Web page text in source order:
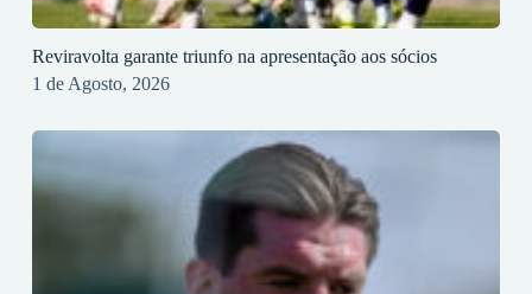
Reviravolta garante triunfo na apresentação aos sócios
1 de Agosto, 2026